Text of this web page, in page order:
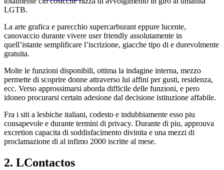
LGTB.
La arte grafica e parecchio supercarburant eppure lucente,
canovaccio durante vivere user friendly assolutamente in
quell’istante semplificare l’iscrizione, giacche tipo di e durevolmente
gratuita.
Molte le funzioni disponibili, ottima la indagine interna, mezzo
permette di scoprire donne attraverso lui affini per gusti, residenza,
ecc. Verso approssimarsi aborda difficile delle funzioni, e pero
idoneo procurarsi certain adesione dal decisione istituzione affabile.
Fra i siti a lesbiche italiani, codesto e indubbiamente esso piu
consapevole e durante termini di privacy. Durante di piu, approuva
excretion capacita di soddisfacimento divinita e una mezzi di
proclamazione di al infimo 2000 iscritte al mese.
2. LContactos